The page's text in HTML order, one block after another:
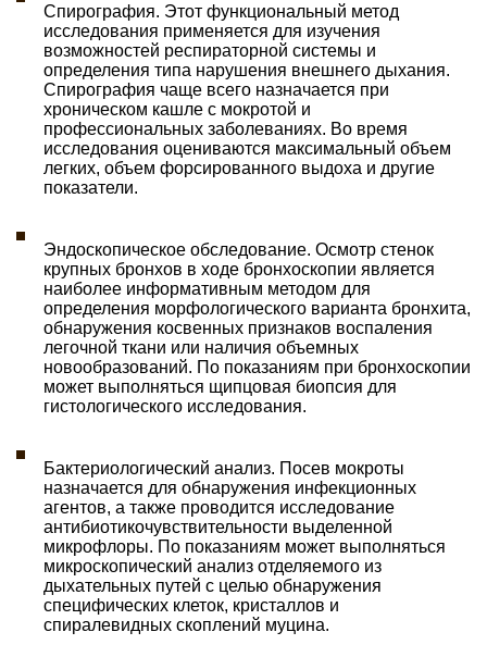
Спирография. Этот функциональный метод
исследования применяется для изучения
возможностей респираторной системы и
определения типа нарушения внешнего дыхания.
Спирография чаще всего назначается при
хроническом кашле с мокротой и
профессиональных заболеваниях. Во время
исследования оцениваются максимальный объем
легких, объем форсированного выдоха и другие
показатели.
Эндоскопическое обследование. Осмотр стенок
крупных бронхов в ходе бронхоскопии является
наиболее информативным методом для
определения морфологического варианта бронхита,
обнаружения косвенных признаков воспаления
легочной ткани или наличия объемных
новообразований. По показаниям при бронхоскопии
может выполняться щипцовая биопсия для
гистологического исследования.
Бактериологический анализ. Посев мокроты
назначается для обнаружения инфекционных
агентов, а также проводится исследование
антибиотикочувствительности выделенной
микрофлоры. По показаниям может выполняться
микроскопический анализ отделяемого из
дыхательных путей с целью обнаружения
специфических клеток, кристаллов и
спиралевидных скоплений муцина.